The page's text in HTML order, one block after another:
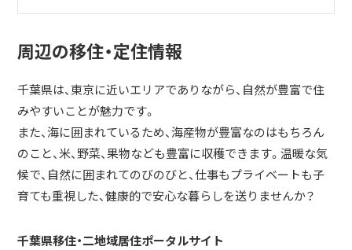
周辺の移住・定住情報
千葉県は、東京に近いエリアでありながら、自然が豊富で住
みやすいことが魅力です。
また、海に囲まれているため、海産物が豊富なのはもちろん
のこと、米、野菜、果物なども豊富に収穫できます。温暖な気
候で、自然に囲まれてのびのびと、仕事もプライベートも子
育ても重視した、健康的で安心な暮らしを送りませんか？
千葉県移住・二地域居住ポータルサイト